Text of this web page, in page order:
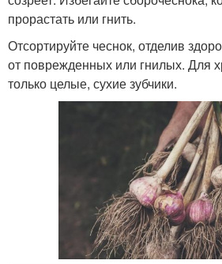
прорастать или гнить.
Отсортируйте чеснок, отделив
от поврежденных или гнилых. Для
только целые, сухие зубчики.